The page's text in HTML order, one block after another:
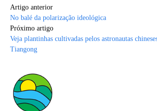
Artigo anterior
No balé da polarização ideológica
Próximo artigo
Veja plantinhas cultivadas pelos astronautas
Tiangong